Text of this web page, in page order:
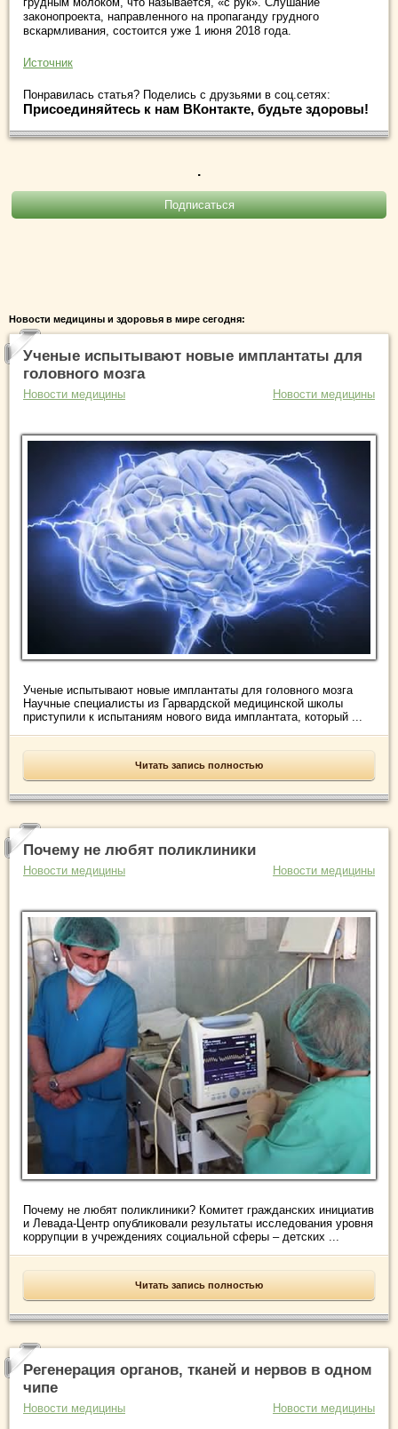
законопроекта, направленного на пропаганду грудного
вскармливания, состоится уже 1 июня 2018 года.
Источник
Понравилась статья? Поделись с друзьями в соц.сетях:
Присоединяйтесь к нам ВКонтакте, будьте здоровы!
.
Новости медицины и здоровья в мире сегодня:
Ученые испытывают новые имплантаты для
головного мозга
Новости медицины Новости медицины
Ученые испытывают новые имплантаты для головного мозга
Научные специалисты из Гарвардской медицинской школы
приступили к испытаниям нового вида имплантата, который ...
Читать запись полностью
Почему не любят поликлиники
Новости медицины Новости медицины
Почему не любят поликлиники? Комитет гражданских инициатив
и Левада-Центр опубликовали результаты исследования уровня
коррупции в учреждениях социальной сферы – детских ...
Читать запись полностью
Регенерация органов, тканей и нервов в одном
чипе
Новости медицины Новости медицины